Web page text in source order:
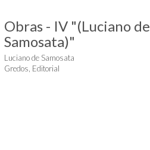
Obras - IV "(Luciano de
Samosata)"
Luciano de Samosata
Gredos, Editorial